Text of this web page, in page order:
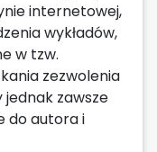
internetowej,
wykładów,
w tzw.
zezwolenia
zawsze
do autora i